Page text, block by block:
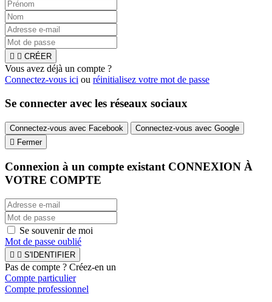
  CRÉER
Vous avez déjà un compte ?
Connectez-vous ici ou réinitialisez votre mot de passe
Se connecter avec les réseaux sociaux
Connectez-vous avec Facebook
Connectez-vous avec Google
 Fermer
Connexion à un compte existant CONNEXION À
VOTRE COMPTE
Se souvenir de moi
Mot de passe oublié
  S'IDENTIFIER
Pas de compte ? Créez-en un
Compte particulier
Compte professionnel